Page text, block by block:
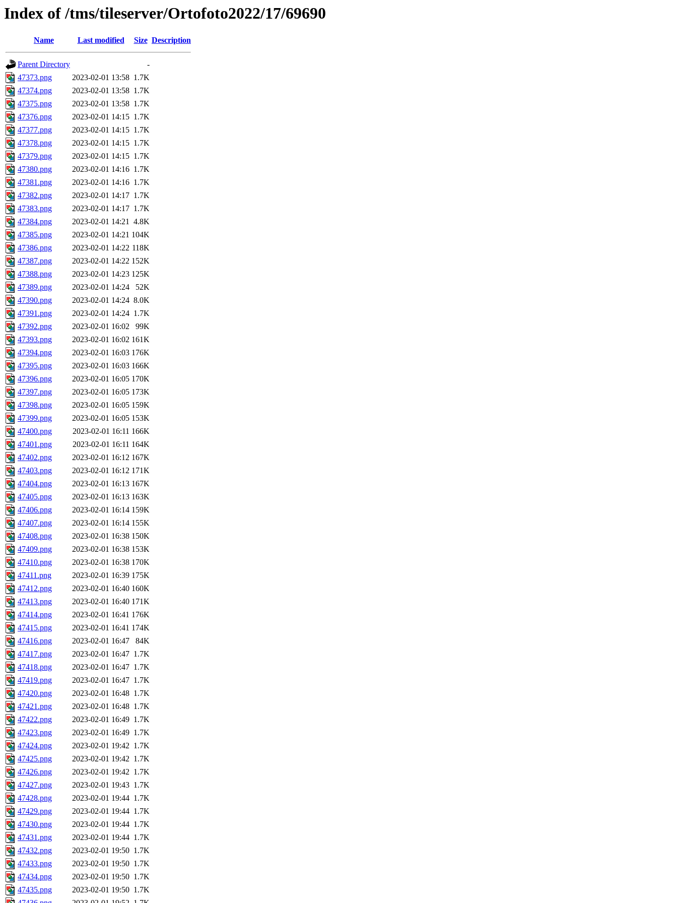
Index of /tms/tileserver/Ortofoto2022/17/69690
Name Last modified Size Description
Parent Directory
-
47373.png
2023-02-01 13:58 1.7K
47374.png
2023-02-01 13:58 1.7K
47375.png
2023-02-01 13:58 1.7K
47376.png
2023-02-01 14:15 1.7K
47377.png
2023-02-01 14:15 1.7K
47378.png
2023-02-01 14:15 1.7K
47379.png
2023-02-01 14:15 1.7K
47380.png
2023-02-01 14:16 1.7K
47381.png
2023-02-01 14:16 1.7K
47382.png
2023-02-01 14:17 1.7K
47383.png
2023-02-01 14:17 1.7K
47384.png
2023-02-01 14:21 4.8K
47385.png
2023-02-01 14:21 104K
47386.png
2023-02-01 14:22 118K
47387.png
2023-02-01 14:22 152K
47388.png
2023-02-01 14:23 125K
47389.png
2023-02-01 14:24
52K
47390.png
2023-02-01 14:24 8.0K
47391.png
2023-02-01 14:24 1.7K
47392.png
2023-02-01 16:02
99K
47393.png
2023-02-01 16:02 161K
47394.png
2023-02-01 16:03 176K
47395.png
2023-02-01 16:03 166K
47396.png
2023-02-01 16:05 170K
47397.png
2023-02-01 16:05 173K
47398.png
2023-02-01 16:05 159K
47399.png
2023-02-01 16:05 153K
47400.png
2023-02-01 16:11 166K
47401.png
2023-02-01 16:11 164K
47402.png
2023-02-01 16:12 167K
47403.png
2023-02-01 16:12 171K
47404.png
2023-02-01 16:13 167K
47405.png
2023-02-01 16:13 163K
47406.png
2023-02-01 16:14 159K
47407.png
2023-02-01 16:14 155K
47408.png
2023-02-01 16:38 150K
47409.png
2023-02-01 16:38 153K
47410.png
2023-02-01 16:38 170K
47411.png
2023-02-01 16:39 175K
47412.png
2023-02-01 16:40 160K
47413.png
2023-02-01 16:40 171K
47414.png
2023-02-01 16:41 176K
47415.png
2023-02-01 16:41 174K
47416.png
2023-02-01 16:47
84K
47417.png
2023-02-01 16:47 1.7K
47418.png
2023-02-01 16:47 1.7K
47419.png
2023-02-01 16:47 1.7K
47420.png
2023-02-01 16:48 1.7K
47421.png
2023-02-01 16:48 1.7K
47422.png
2023-02-01 16:49 1.7K
47423.png
2023-02-01 16:49 1.7K
47424.png
2023-02-01 19:42 1.7K
47425.png
2023-02-01 19:42 1.7K
47426.png
2023-02-01 19:42 1.7K
47427.png
2023-02-01 19:43 1.7K
47428.png
2023-02-01 19:44 1.7K
47429.png
2023-02-01 19:44 1.7K
47430.png
2023-02-01 19:44 1.7K
47431.png
2023-02-01 19:44 1.7K
47432.png
2023-02-01 19:50 1.7K
47433.png
2023-02-01 19:50 1.7K
47434.png
2023-02-01 19:50 1.7K
47435.png
2023-02-01 19:50 1.7K